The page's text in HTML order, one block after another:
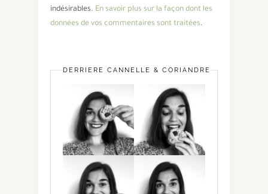
indésirables. En savoir plus sur la façon dont les
données de vos commentaires sont traitées.
DERRIÈRE CANNELLE & CORIANDRE